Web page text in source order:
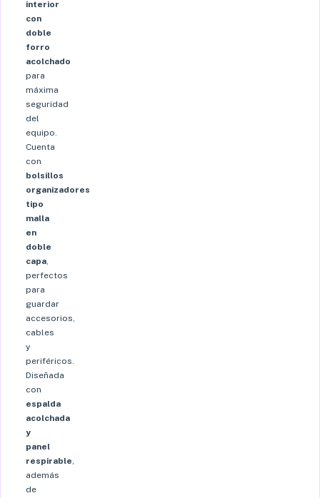
interior
con
doble
forro
acolchado
para
máxima
seguridad
del
equipo.
Cuenta
con
bolsillos
organizadores
tipo
malla
en
doble
capa,
perfectos
para
guardar
accesorios,
cables
y
periféricos.
Diseñada
con
espalda
acolchada
y
panel
respirable,
además
de